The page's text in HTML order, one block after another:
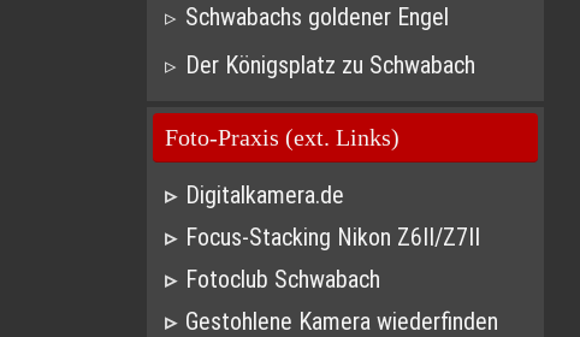
Schwabachs goldener Engel
Der Königsplatz zu Schwabach
Foto-Praxis (ext. Links)
Digitalkamera.de
Focus-Stacking Nikon Z6II/Z7II
Fotoclub Schwabach
Gestohlene Kamera wiederfinden